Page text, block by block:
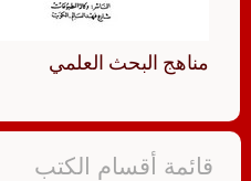
مناهج البحث العلمي
قائمة أقسام الكتب